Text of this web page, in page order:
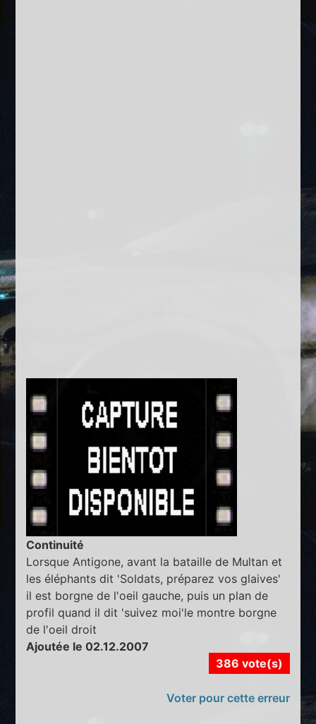
Continuité
Lorsque Antigone, avant la bataille de Multan et
les éléphants dit 'Soldats, préparez vos glaives'
il est borgne de l'oeil gauche, puis un plan de
profil quand il dit 'suivez moi'le montre borgne
de l'oeil droit
Ajoutée le 02.12.2007
386 vote(s)
Voter pour cette erreur